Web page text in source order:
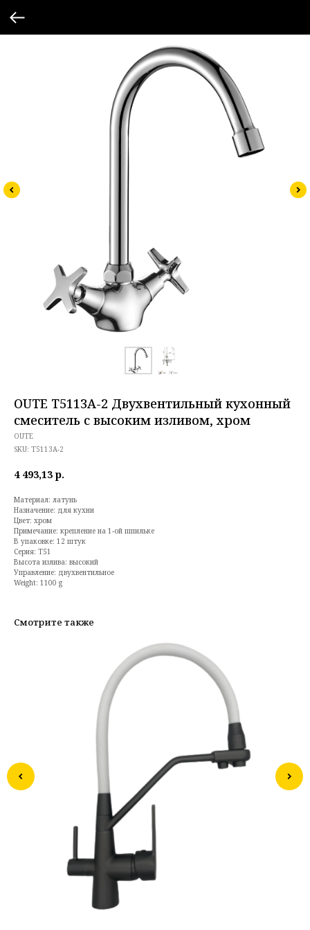
OUTE T5113A-2 Двухвентильный кухонный
смеситель с высоким изливом, хром
OUTE
SKU: T5113A-2
4 493,13 р.
Материал: латунь
Назначение: для кухни
Цвет: хром
Примечание: крепление на 1-ой шпильке
В упаковке: 12 штук
Серия: T51
Высота излива: высокий
Управление: двухвентильное
Weight: 1100 g
Смотрите также